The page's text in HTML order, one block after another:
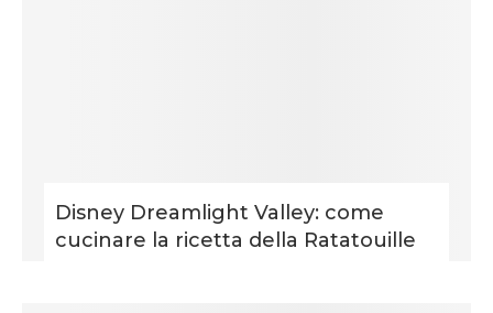
Disney Dreamlight Valley: come
cucinare la ricetta della Ratatouille